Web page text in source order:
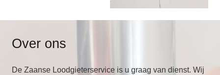
Over ons
De Zaanse Loodgieterservice is u graag van dienst. Wij